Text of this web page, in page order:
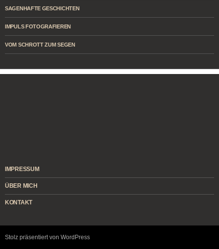
SAGENHAFTE GESCHICHTEN
IMPULS FOTOGRAFIEREN
VOM SCHROTT ZUM SEGEN
IMPRESSUM
ÜBER MICH
KONTAKT
Stolz präsentiert von WordPress